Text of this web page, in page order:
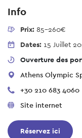
Info
Prix: 85-260€
Dates: 15 Juillet
Ouverture des
Athens Olympic
+30 210 683 4060
Site internet
Réservez ici